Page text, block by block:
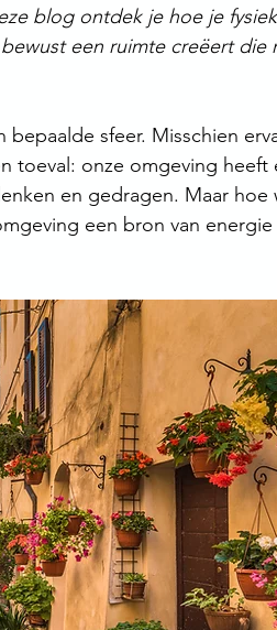
blog ontdek je hoe je
een ruimte creëert
sfeer. Misschien
toeval: onze omgeving
en gedragen. Maar
een bron van